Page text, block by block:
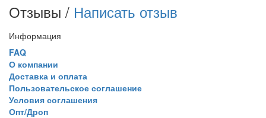
Отзывы / Написать отзыв
Информация
FAQ
О компании
Доставка и оплата
Пользовательское соглашение
Условия соглашения
Опт/Дроп